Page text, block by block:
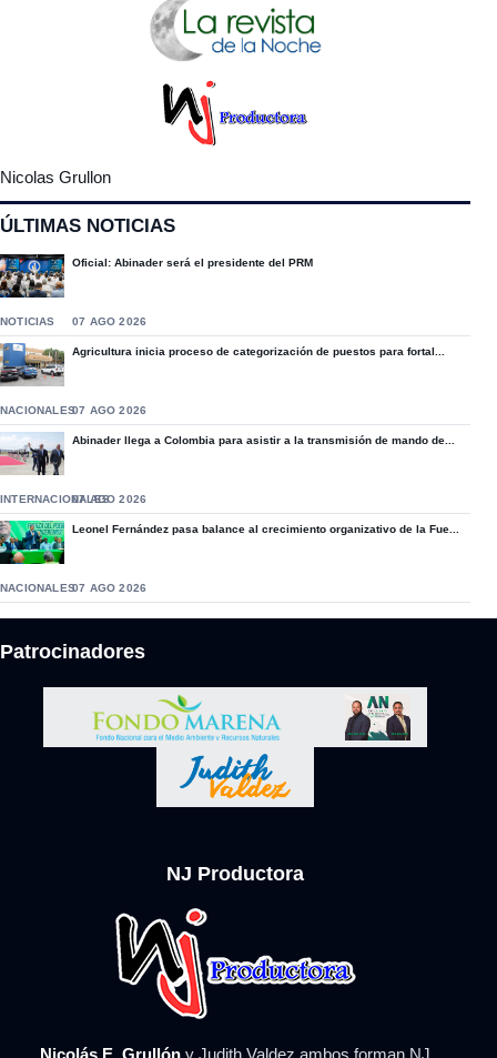
Nicolas Grullon
ÚLTIMAS NOTICIAS
Oficial: Abinader será el presidente del PRM
NOTICIAS 07 AGO 2026
Agricultura inicia proceso de categorización de puestos para fortal...
NACIONALES07 AGO 2026
Abinader llega a Colombia para asistir a la transmisión de mando de...
INTERNACIONALES07 AGO 2026
Leonel Fernández pasa balance al crecimiento organizativo de la Fue...
NACIONALES07 AGO 2026
Patrocinadores
NJ Productora
Nicolás E. Grullón y Judith Valdez ambos forman NJ